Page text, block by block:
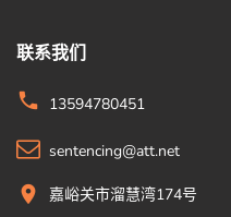
联系我们
13594780451
sentencing@att.net
嘉峪关市溜慧湾174号